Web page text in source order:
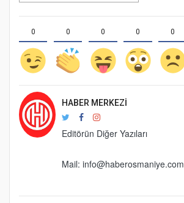
0 0 0 0 0
HABER MERKEZI
Editörün Diğer Yazıları
Mail: info@haberosmaniye.com